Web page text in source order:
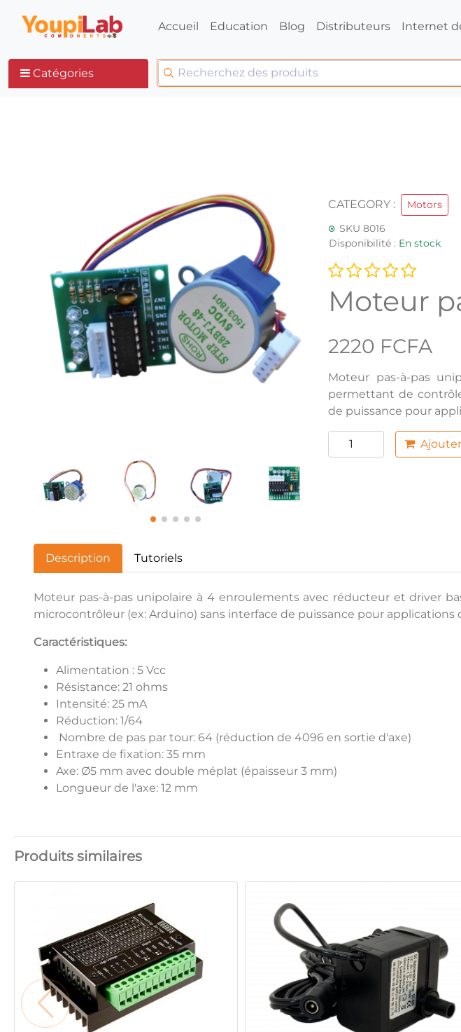
Accueil Education Blog Distributeurs Internet
Catégories
CATEGORY :
Motors
SKU 8016
Disponibilité : En stock
Moteur
2220 FCFA
Moteur pas-à-pas
permettant de
de puissance pour
Description Tutoriels
Moteur pas-à-pas unipolaire à 4 enroulements avec réducteur et driver
microcontrôleur (ex: Arduino) sans interface de puissance pour
Caractéristiques:
Alimentation : 5 Vcc
Résistance: 21 ohms
Intensité: 25 mA
Réduction: 1/64
Nombre de pas par tour: 64 (réduction de 4096 en sortie d'axe)
Entraxe de fixation: 35 mm
Axe: Ø5 mm avec double méplat (épaisseur 3 mm)
Longueur de l'axe: 12 mm
Produits similaires